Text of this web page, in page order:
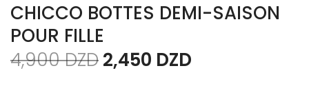
CHICCO BOTTES DEMI-SAISON
POUR FILLE
4,900DZD2,450 DZD